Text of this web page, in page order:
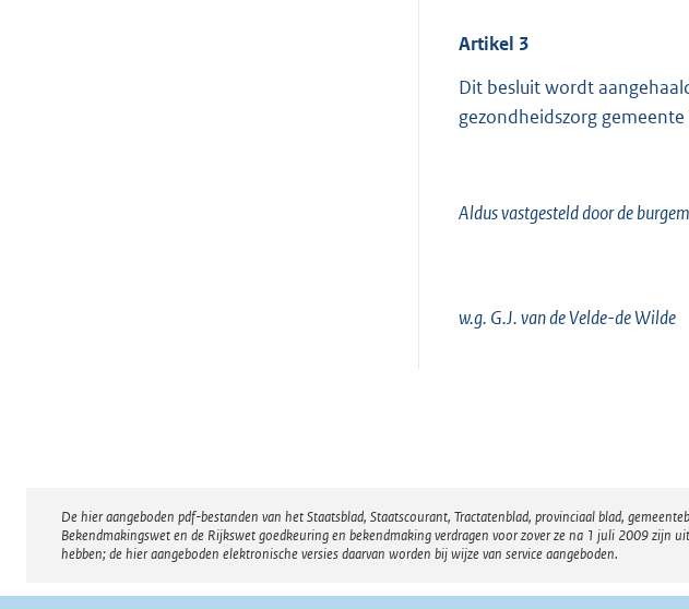
Artikel 3
Dit besluit wordt
gezondheidszorg
Aldus vastgesteld door de
w.g. G.J. van de Velde-de Wilde
Disclaimer
De hier aangeboden pdf-bestanden van het Staatsblad, Staatscourant, Tractatenblad, provinciaal blad,
Bekendmakingswet en de Rijkswet goedkeuring en bekendmaking verdragen voor zover ze na 1 juli 2009 zijn
hebben; de hier aangeboden elektronische versies daarvan worden bij wijze van service aangeboden.